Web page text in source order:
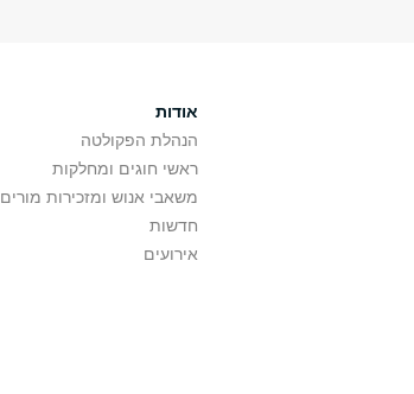
אודות
הנהלת הפקולטה
ראשי חוגים ומחלקות
משאבי אנוש ומזכירות מורים
חדשות
אירועים